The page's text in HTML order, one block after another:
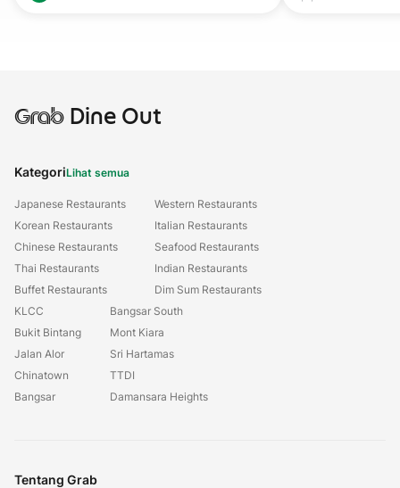
GrabDine Out
KategoriLihat semua
Japanese Restaurants
Korean Restaurants
Chinese Restaurants
Thai Restaurants
Buffet Restaurants
Western Restaurants
Italian Restaurants
Seafood Restaurants
Indian Restaurants
Dim Sum Restaurants
KLCC
Bukit Bintang
Jalan Alor
Chinatown
Bangsar
Bangsar South
Mont Kiara
Sri Hartamas
TTDI
Damansara Heights
Tentang Grab